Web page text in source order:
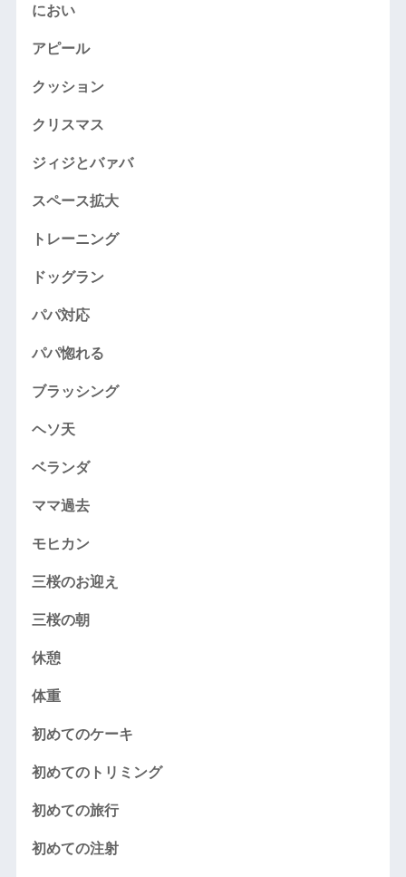
におい
アピール
クッション
クリスマス
ジィジとバァバ
スペース拡大
トレーニング
ドッグラン
パパ対応
パパ惚れる
ブラッシング
ヘソ天
ベランダ
ママ過去
モヒカン
三桜のお迎え
三桜の朝
休憩
体重
初めてのケーキ
初めてのトリミング
初めての旅行
初めての注射